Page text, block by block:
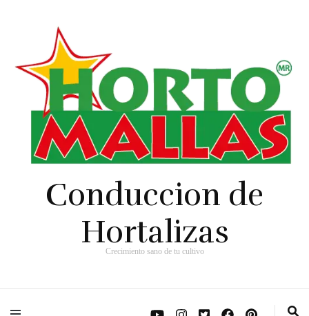
Conduccion de
Hortalizas
Crecimiento sano de tu cultivo